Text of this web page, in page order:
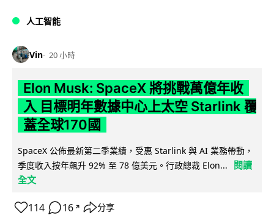
人工智能
Vin 20 小時
Elon Musk: SpaceX 將挑戰萬億年收
入 目標明年數據中心上太空 Starlink 覆
蓋全球170國
SpaceX 公佈最新第二季業績，受惠 Starlink 與 AI 業務帶動，
季度收入按年飆升 92% 至 78 億美元。行政總裁 Elon...
閱讀
全文
114 16 ↗ 分享